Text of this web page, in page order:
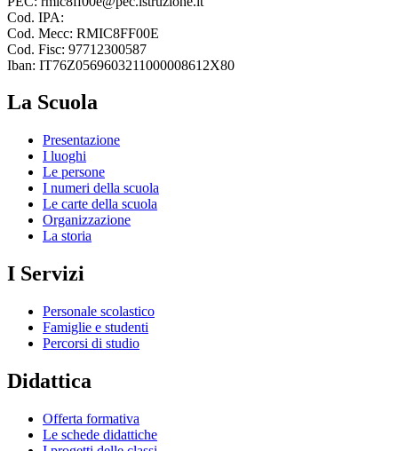
Cod. IPA:
Cod. Mecc: RMIC8FF00E
Cod. Fisc: 97712300587
Iban: IT76Z0569603211000008612X80
La Scuola
Presentazione
I luoghi
Le persone
I numeri della scuola
Le carte della scuola
Organizzazione
La storia
I Servizi
Personale scolastico
Famiglie e studenti
Percorsi di studio
Didattica
Offerta formativa
Le schede didattiche